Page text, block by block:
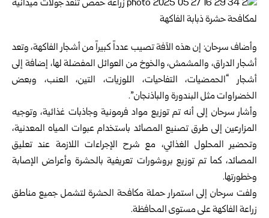
وأضاف سرحان: إن هذه الآفة تصيب عدداً كبيراً من أشجار الفاكهة، وتعد
أشجار الدراق، والمشمش، والخوخ من العوائل المفضلة لها، إضافة إلى
أشجار “الحمضيات، التفاحيات، اللوزيات، التين، العنب، وبعض
الخضراوات مثل البندورة والباذنجان”.
وأشار سرحان إلى أنه تم توزيع مواد فرمونية وجاذبات غذائية، وتوجيه
المزارعين إلى طرق تصنيع المصائد باستخدام عبوات المياه المعدنية،
وتحضير المحلول الغذائي، مع شرح الإجراءات اللازمة عند تعليق
المصائد، كما تم توزيع بروشورات تعريفية بالحشرة وأعراض الإصابة
وخطورتها.
ولفت سرحان إلى استمرار حملة مكافحة الحشرة لتشمل جميع مناطق
زراعة الفاكهة على مستوى المحافظة.